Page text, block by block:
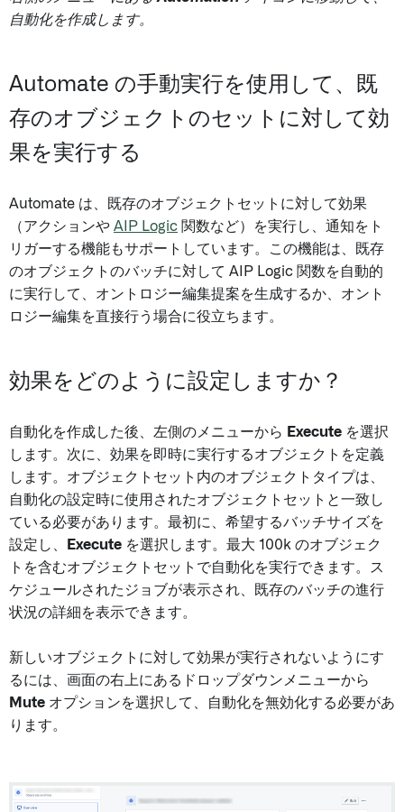
自動化を作成します。
Automate の手動実行を使用して、既
存のオブジェクトのセットに対して効
果を実行する
Automate は、既存のオブジェクトセットに対して効果
（アクションや AIP Logic 関数など）を実行し、通知をト
リガーする機能もサポートしています。この機能は、既存
のオブジェクトのバッチに対して AIP Logic 関数を自動的
に実行して、オントロジー編集提案を生成するか、オント
ロジー編集を直接行う場合に役立ちます。
効果をどのように設定しますか？
自動化を作成した後、左側のメニューから Execute を選択
します。次に、効果を即時に実行するオブジェクトを定義
します。オブジェクトセット内のオブジェクトタイプは、
自動化の設定時に使用されたオブジェクトセットと一致し
ている必要があります。最初に、希望するバッチサイズを
設定し、
Execute を選択します。最大 100k のオブジェク
トを含むオブジェクトセットで自動化を実行できます。ス
ケジュールされたジョブが表示され、既存のバッチの進行
状況の詳細を表示できます。
新しいオブジェクトに対して効果が実行されないようにす
るには、画面の右上にあるドロップダウンメニューから
Mute オプションを選択して、自動化を無効化する必要があ
ります。